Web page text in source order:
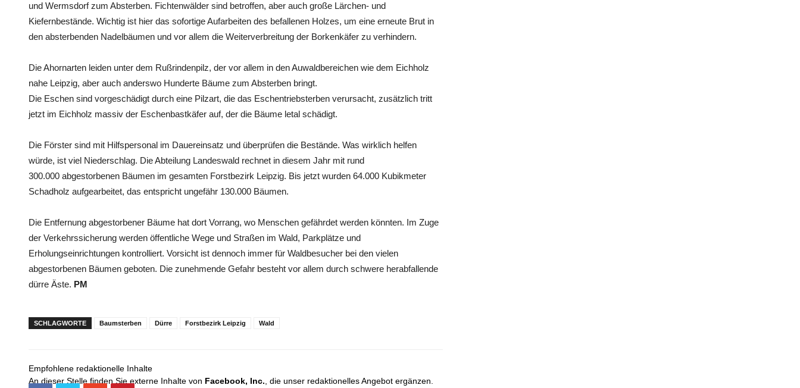
und Wermsdorf zum Absterben. Fichtenwälder sind betroffen, aber auch große Lärchen- und
Kiefernbestände. Wichtig ist hier das sofortige Aufarbeiten des befallenen Holzes, um eine erneute Brut in
den absterbenden Nadelbäumen und vor allem die Weiterverbreitung der Borkenkäfer zu verhindern.
Die Ahornarten leiden unter dem Rußrindenpilz, der vor allem in den Auwaldbereichen wie dem Eichholz
nahe Leipzig, aber auch anderswo Hunderte Bäume zum Absterben bringt.
Die Eschen sind vorgeschädigt durch eine Pilzart, die das Eschentriebsterben verursacht, zusätzlich tritt
jetzt im Eichholz massiv der Eschenbastkäfer auf, der die Bäume letal schädigt.
Die Förster sind mit Hilfspersonal im Dauereinsatz und überprüfen die Bestände. Was wirklich helfen
würde, ist viel Niederschlag. Die Abteilung Landeswald rechnet in diesem Jahr mit rund
300.000 abgestorbenen Bäumen im gesamten Forstbezirk Leipzig. Bis jetzt wurden 64.000 Kubikmeter
Schadholz aufgearbeitet, das entspricht ungefähr 130.000 Bäumen.
Die Entfernung abgestorbener Bäume hat dort Vorrang, wo Menschen gefährdet werden könnten. Im Zuge
der Verkehrssicherung werden öffentliche Wege und Straßen im Wald, Parkplätze und
Erholungseinrichtungen kontrolliert. Vorsicht ist dennoch immer für Waldbesucher bei den vielen
abgestorbenen Bäumen geboten. Die zunehmende Gefahr besteht vor allem durch schwere herabfallende
dürre Äste. PM
SCHLAGWORTE Baumsterben Dürre Forstbezirk Leipzig Wald
Empfohlene redaktionelle Inhalte
An dieser Stelle finden Sie externe Inhalte von Facebook, Inc. , die unser redaktionelles Angebot ergänzen.